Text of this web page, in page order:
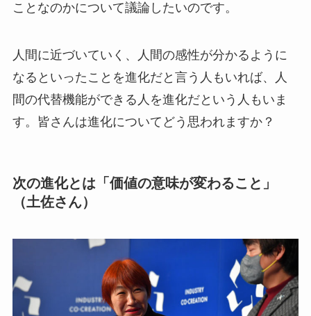
ことなのかについて議論したいのです。
人間に近づいていく、人間の感性が分かるように
なるといったことを進化だと言う人もいれば、人
間の代替機能ができる人を進化だという人もいま
す。皆さんは進化についてどう思われますか？
次の進化とは「価値の意味が変わること」
（土佐さん）